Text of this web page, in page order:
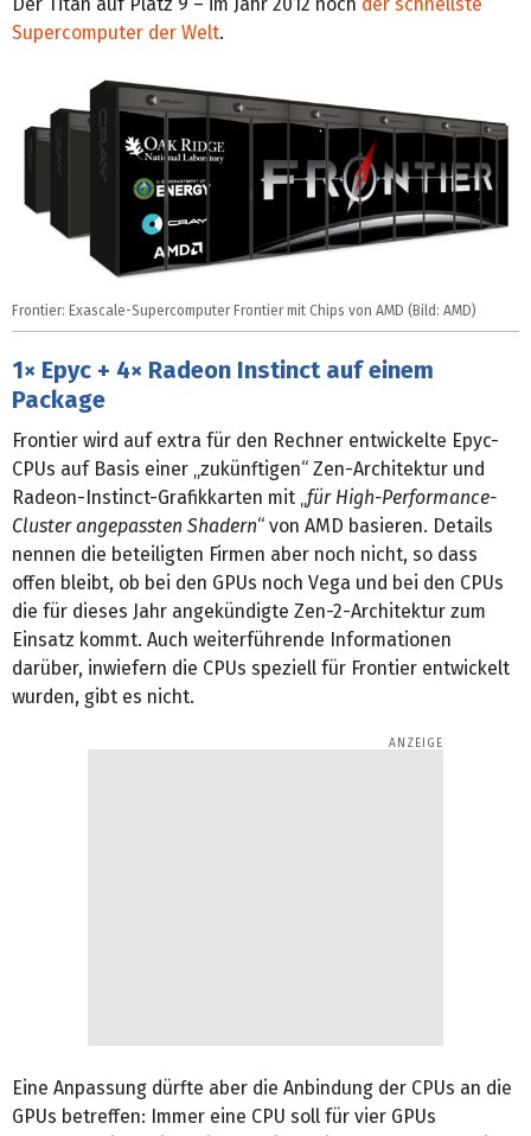
Supercomputer der Welt.
Frontier: Exascale-Supercomputer Frontier mit Chips von AMD (Bild: AMD)
1× Epyc + 4× Radeon Instinct auf einem
Package
Frontier wird auf extra für den Rechner entwickelte Epyc-
CPUs auf Basis einer „zukünftigen“ Zen-Architektur und
Radeon-Instinct-Grafikkarten mit „ für High-Performance-
Cluster angepassten Shadern“ von AMD basieren. Details
nennen die beteiligten Firmen aber noch nicht, so dass
offen bleibt, ob bei den GPUs noch Vega und bei den CPUs
die für dieses Jahr angekündigte Zen-2-Architektur zum
Einsatz kommt. Auch weiterführende Informationen
darüber, inwiefern die CPUs speziell für Frontier entwickelt
wurden, gibt es nicht.
Eine Anpassung dürfte aber die Anbindung der CPUs an die
GPUs betreffen: Immer eine CPU soll für vier GPUs